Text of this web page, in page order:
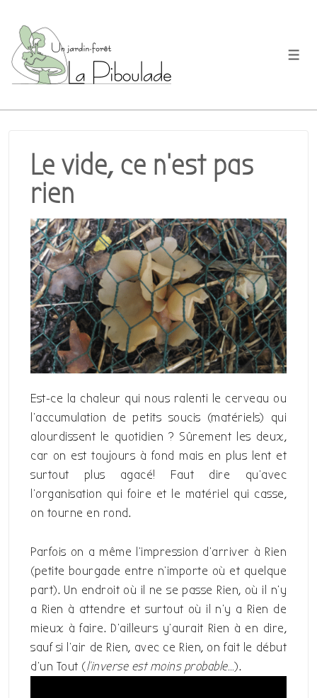
passer
contenu
principal
Le vide, ce n’est pas
rien
Est-ce la chaleur qui nous ralenti le cerveau ou
l’accumulation de petits soucis (matériels) qui
alourdissent le quotidien ? Sûrement les deux,
car on est toujours à fond mais en plus lent et
surtout plus agacé! Faut dire qu’avec
l’organisation qui foire et le matériel qui casse,
on tourne en rond.
Parfois on a même l’impression d’arriver à Rien
(petite bourgade entre n’importe où et quelque
part). Un endroit où il ne se passe Rien, où il n’y
a Rien à attendre et surtout où il n’y a Rien de
mieux à faire. D’ailleurs y’aurait Rien à en dire,
sauf si l’air de Rien, avec ce Rien, on fait le début
d’un Tout (l’inverse est moins probable…).